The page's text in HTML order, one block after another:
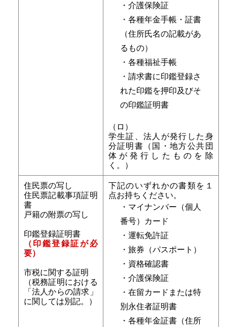
・介護保険証
・各種年金手帳・証書
（住所氏名の記載があ
るもの）
・各種福祉手帳
・請求書に印鑑登録さ
れた印鑑を押印及びそ
の印鑑証明書
（ロ）
学生証、法人が発行した身
分証明書（国・地方公共団
体が発行したものを除
く。）
住民票の写し
住民票記載事項証明
書
戸籍の附票の写し
印鑑登録証明書
（印鑑登録証が必
要）
市税に関する証明
（税務証明における
「法人からの請求」
に関しては別記。）
下記のいずれかの書類を１
点お持ちください。
・マイナンバー（個人
番号）カード
・運転免許証
・旅券（パスポート）
・資格確認書
・介護保険証
・在留カードまたは特
別永住者証明書
・各種年金証書（住所